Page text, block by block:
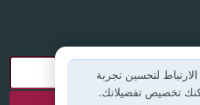
لتحسين تجربة
تخصيص تفضيلاتك.